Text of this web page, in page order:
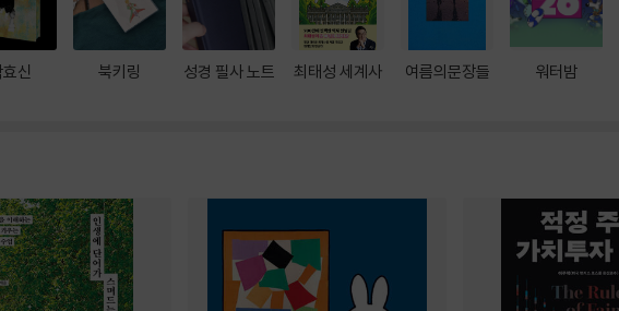
신 북키링 성경 필사 노트 최태성 세계사 여름의문장들 워터밤